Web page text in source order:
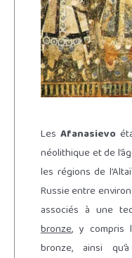
Les Afanasievo
néolithique et de
les régions de
Russie entre
associés à une
bronze, y compris
bronze, ainsi